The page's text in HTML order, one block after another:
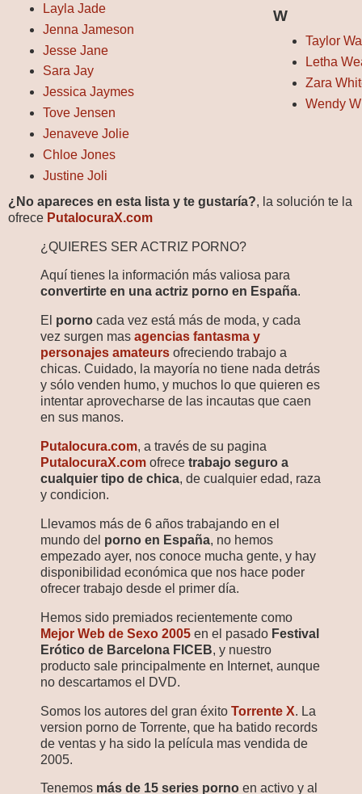
Layla Jade
Jenna Jameson
Jesse Jane
Sara Jay
Jessica Jaymes
Tove Jensen
Jenaveve Jolie
Chloe Jones
Justine Joli
W
Taylor
Letha
Zara
Wendy
¿No apareces en esta lista y te gustaría?, la solución te la
ofrece PutalocuraX.com
¿QUIERES SER ACTRIZ PORNO?
Aquí tienes la información más valiosa para
convertirte en una actriz porno en España.
El porno cada vez está más de moda, y cada
vez surgen mas agencias fantasma y
personajes amateurs ofreciendo trabajo a
chicas. Cuidado, la mayoría no tiene nada detrás
y sólo venden humo, y muchos lo que quieren es
intentar aprovecharse de las incautas que caen
en sus manos.
Putalocura.com, a través de su pagina
PutalocuraX.com ofrece trabajo seguro a
cualquier tipo de chica, de cualquier edad, raza
y condicion.
Llevamos más de 6 años trabajando en el
mundo del porno en España, no hemos
empezado ayer, nos conoce mucha gente, y hay
disponibilidad económica que nos hace poder
ofrecer trabajo desde el primer día.
Hemos sido premiados recientemente como
Mejor Web de Sexo 2005 en el pasado Festival
Erótico de Barcelona FICEB, y nuestro
producto sale principalmente en Internet, aunque
no descartamos el DVD.
Somos los autores del gran éxito Torrente X. La
version porno de Torrente, que ha batido records
de ventas y ha sido la película mas vendida de
2005.
Tenemos más de 15 series porno en activo y al